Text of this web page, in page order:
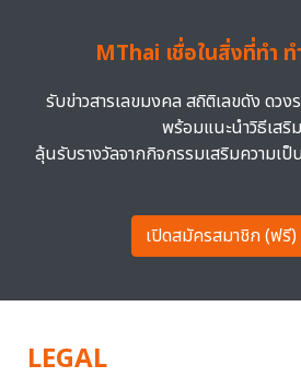
MThai เชื่อในสิ่งที่ทำ ท
รับข่าวสารเลขมงคล สถิติเลขดัง ดวง
พร้อมแนะนำวิธีเสริ
ลุ้นรับรางวัลจากกิจกรรมเสริมความเ
เปิดสมัครสมาชิก (ฟรี)
LEGAL